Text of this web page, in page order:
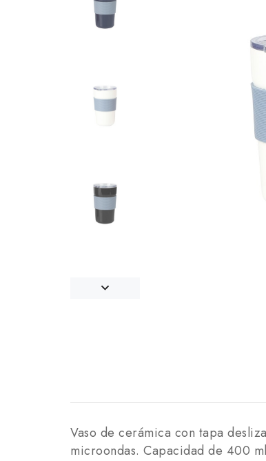
Vaso de cerámica con tapa
microondas. Capacidad de 400